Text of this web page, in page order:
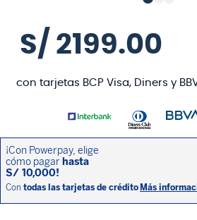
S/ 2199.00
con tarjetas BCP Visa, Diners y